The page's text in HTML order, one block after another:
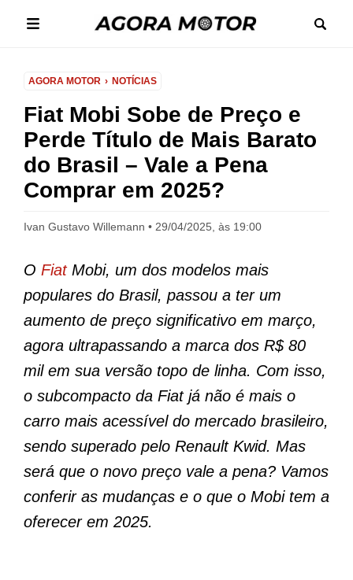
AGORA MOTOR NOTÍCIAS
Fiat Mobi Sobe de Preço e
Perde Título de Mais Barato
do Brasil – Vale a Pena
Comprar em 2025?
Ivan Gustavo Willemann 29/04/2025, às 19:00
O FiatMobi, um dos modelos mais
populares do Brasil, passou a ter um
aumento de preço significativo em março,
agora ultrapassando a marca dos R$ 80
mil em sua versão topo de linha. Com isso,
o subcompacto da Fiat já não é mais o
carro mais acessível do mercado brasileiro,
sendo superado pelo Renault Kwid. Mas
será que o novo preço vale a pena? Vamos
conferir as mudanças e o que o Mobi tem a
oferecer em 2025.